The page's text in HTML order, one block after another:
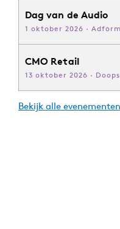
Dag van de Audio
1 oktober 2026 ·
CMO Retail
13 oktober 2026 ·
Bekijk alle evenementen